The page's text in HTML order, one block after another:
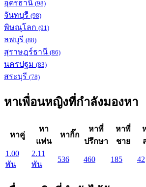
อุดรธานี (98)
จันทบุรี (98)
พิษณุโลก (91)
ลพบุรี (88)
สุราษฎร์ธานี (86)
นครปฐม (83)
สระบุรี (78)
หาเพื่อนหญิงที่กำลังมองหา
หาคู่
หา
แฟน
หากิ๊ก
หาที่
ปรึกษา
หาพี่
ชาย
1.00
พัน
2.11
พัน
536 460 185 42